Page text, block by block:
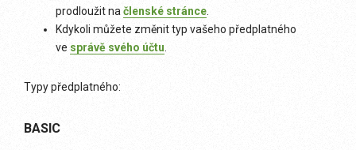
prodloužit na členské stránce
Kdykoli můžete změnit typ vašeho předplatného
ve správě svého účtu
Typy předplatného:
BASIC